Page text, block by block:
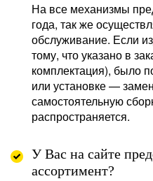
На все механизмы
года, так же
обслуживание. Если
тому, что указано в
комплектация), было
или установке —
самостоятельную
распространяется.
У Вас на сайте
ассортимент?